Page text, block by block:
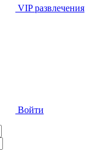
VIP развлечения
Войти